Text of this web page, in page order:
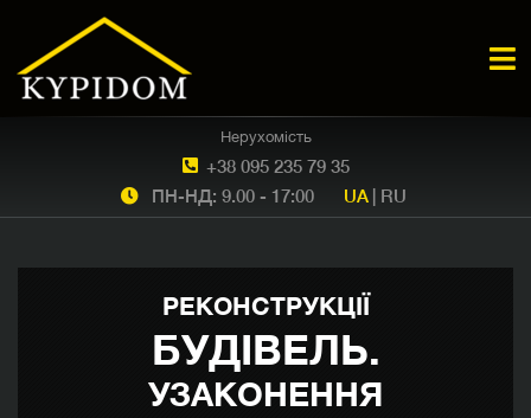
+38 095 235 79 35
Нерухомість
ПН-НД: 9.00 - 17:00 UA | RU
РЕКОНСТРУКЦІЇ
БУДІВЕЛЬ.
УЗАКОНЕННЯ